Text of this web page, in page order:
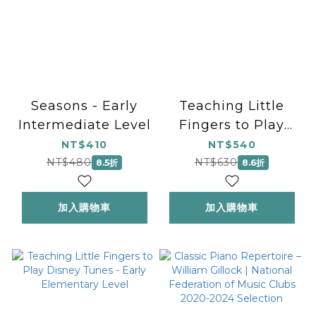
Seasons - Early
Intermediate Level
NT$410
NT$480 8.5折
加入購物車
Teaching Little
Fingers to Play
Disney Hits
NT$540
NT$630 8.6折
加入購物車